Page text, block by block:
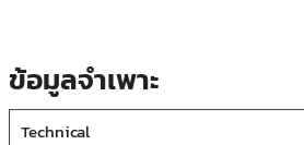
ข้อมูลจำเพาะ
Technical